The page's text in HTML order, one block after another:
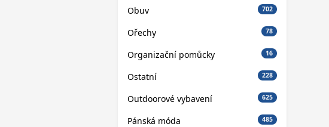
Obuv 702
Ořechy 78
Organizační pomůcky 16
Ostatní 228
Outdoorové vybavení 625
Pánská móda 485